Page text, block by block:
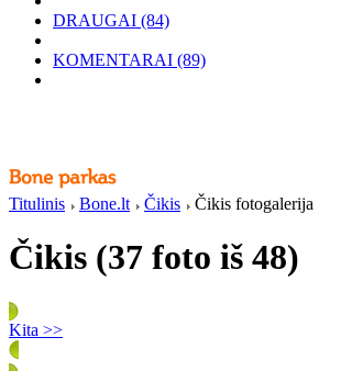
DRAUGAI (84)
KOMENTARAI (89)
Titulinis Bone.lt Čikis Čikis fotogalerija
Čikis (37 foto iš 48)
Kita >>